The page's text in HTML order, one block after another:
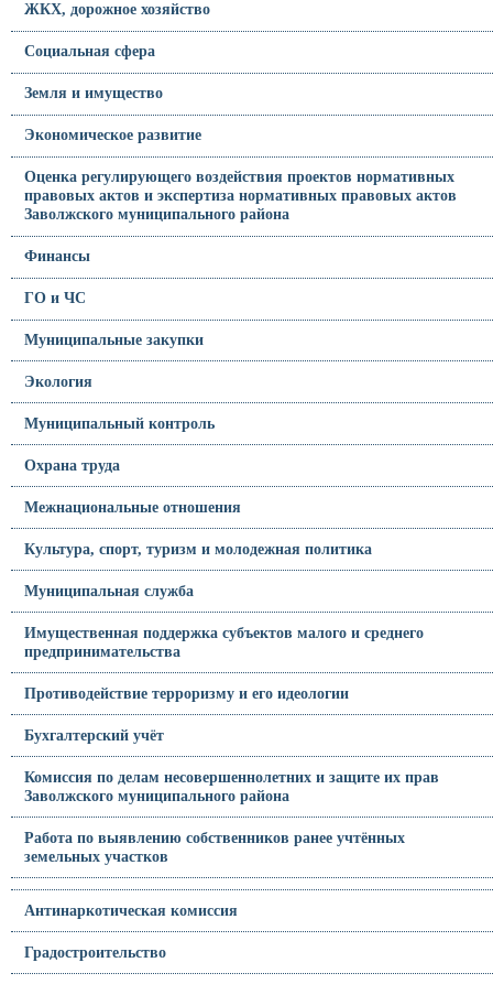
ЖКХ, дорожное хозяйство
Социальная сфера
Земля и имущество
Экономическое развитие
Оценка регулирующего воздействия проектов нормативных
правовых актов и экспертиза нормативных правовых актов
Заволжского муниципального района
Финансы
ГО и ЧС
Муниципальные закупки
Экология
Муниципальный контроль
Охрана труда
Межнациональные отношения
Культура, спорт, туризм и молодежная политика
Муниципальная служба
Имущественная поддержка субъектов малого и среднего
предпринимательства
Противодействие терроризму и его идеологии
Бухгалтерский учёт
Комиссия по делам несовершеннолетних и защите их прав
Заволжского муниципального района
Работа по выявлению собственников ранее учтённых
земельных участков
Антинаркотическая комиссия
Градостроительство